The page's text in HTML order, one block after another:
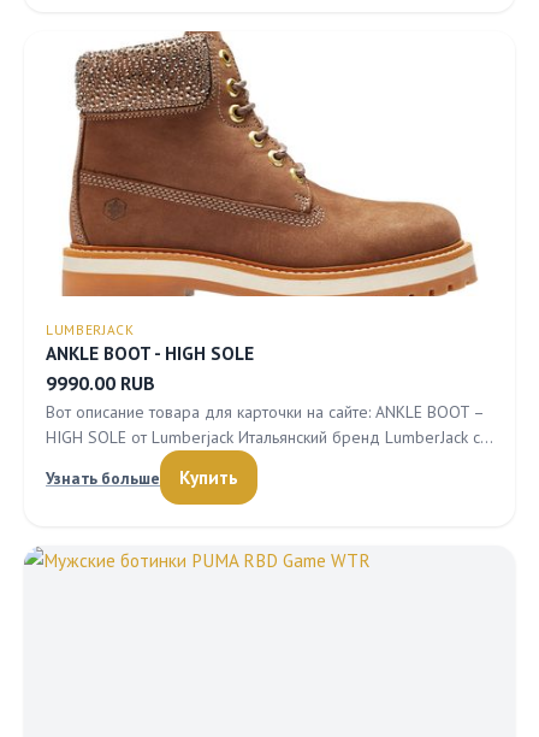
LUMBERJACK
ANKLE BOOT - HIGH SOLE
9990.00 RUB
Вот описание товара для карточки на сайте: ANKLE BOOT –
HIGH SOLE от Lumberjack Итальянский бренд LumberJack с…
Узнать больше
Купить